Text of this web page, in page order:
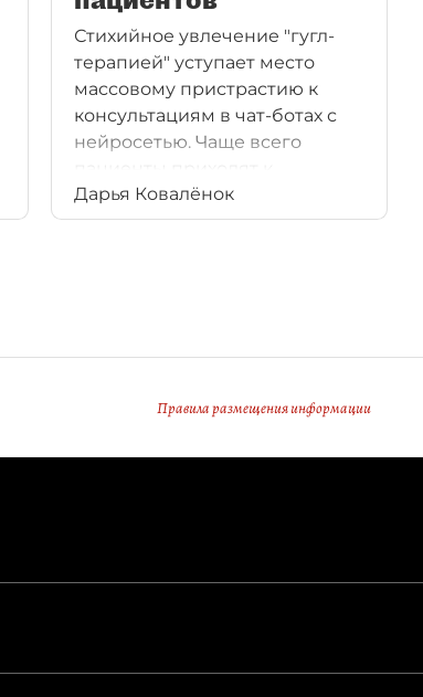
Стихийное увлечение "гугл-
терапией" уступает место
массовому пристрастию к
консультациям в чат-ботах с
нейросетью. Чаще всего
искусственному интеллекту с
вопросами о ментальном
Дарья Ковалёнок
Правила размещения информации